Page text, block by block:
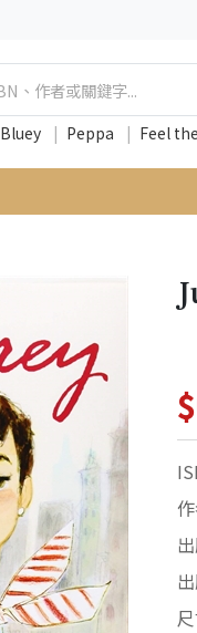
Bluey | Peppa | Feel
$
作